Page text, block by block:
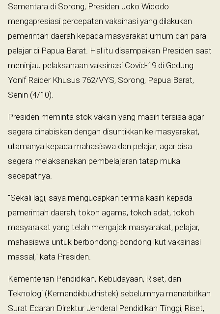
Sementara di Sorong, Presiden Joko Widodo
mengapresiasi percepatan vaksinasi yang dilakukan
pemerintah daerah kepada masyarakat umum dan para
pelajar di Papua Barat. Hal itu disampaikan Presiden saat
meninjau pelaksanaan vaksinasi Covid-19 di Gedung
Yonif Raider Khusus 762/VYS, Sorong, Papua Barat,
Senin (4/10).
Presiden meminta stok vaksin yang masih tersisa agar
segera dihabiskan dengan disuntikkan ke masyarakat,
utamanya kepada mahasiswa dan pelajar, agar bisa
segera melaksanakan pembelajaran tatap muka
secepatnya.
"Sekali lagi, saya mengucapkan terima kasih kepada
pemerintah daerah, tokoh agama, tokoh adat, tokoh
masyarakat yang telah mengajak masyarakat, pelajar,
mahasiswa untuk berbondong-bondong ikut vaksinasi
massal," kata Presiden.
Kementerian Pendidikan, Kebudayaan, Riset, dan
Teknologi (Kemendikbudristek) sebelumnya menerbitkan
Surat Edaran Direktur Jenderal Pendidikan Tinggi, Riset,